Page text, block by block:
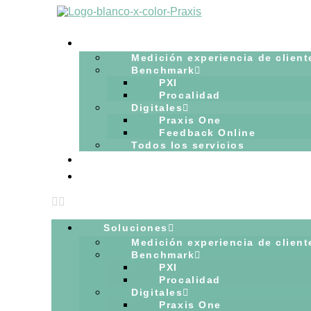
Medición experiencia de
Benchmark
PXI
Procalidad
Digitales
Praxis One
Feedback Online
Todos los servicios
Soluciones
Medición experiencia de
Benchmark
PXI
Procalidad
Digitales
Praxis One